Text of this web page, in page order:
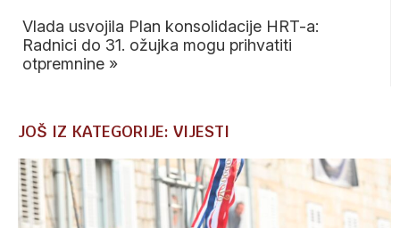
Vlada usvojila Plan konsolidacije HRT-a:
Radnici do 31. ožujka mogu prihvatiti
otpremnine »
JOŠ IZ KATEGORIJE: VIJESTI